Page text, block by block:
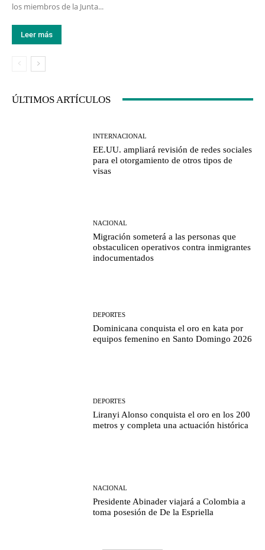
los miembros de la Junta...
Leer más
ÚLTIMOS ARTÍCULOS
INTERNACIONAL
EE.UU. ampliará revisión de redes sociales
para el otorgamiento de otros tipos de
visas
NACIONAL
Migración someterá a las personas que
obstaculicen operativos contra inmigrantes
indocumentados
DEPORTES
Dominicana conquista el oro en kata por
equipos femenino en Santo Domingo 2026
DEPORTES
Liranyi Alonso conquista el oro en los 200
metros y completa una actuación histórica
NACIONAL
Presidente Abinader viajará a Colombia a
toma posesión de De la Espriella